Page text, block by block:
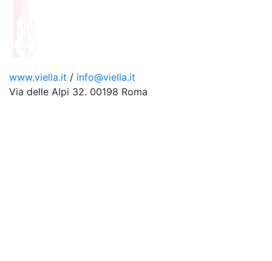
www.viella.it / info@viella.it
Via delle Alpi 32. 00198 Roma